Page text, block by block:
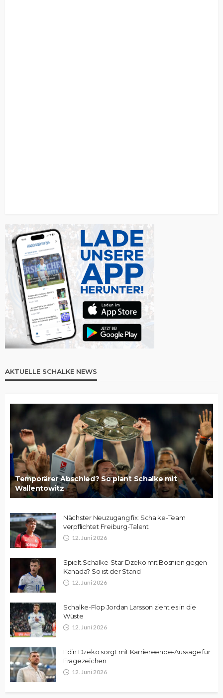
AKTUELLE SCHALKE NEWS
Temporärer Abschied? So plant Schalke mit
Wallentowitz
Nächster Neuzugang fix: Schalke-Team
verpflichtet Freiburg-Talent
12. Juni 2026
Spielt Schalke-Star Dzeko mit Bosnien gegen
Kanada? So ist der Stand
12. Juni 2026
Schalke-Flop Jordan Larsson zieht es in die
Wüste
12. Juni 2026
Edin Dzeko sorgt mit Karriereende-Aussage für
Fragezeichen
12. Juni 2026